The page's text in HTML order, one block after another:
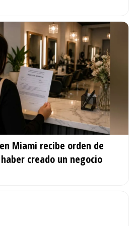
Miami recibe orden de
creado un negocio